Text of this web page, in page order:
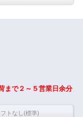
まで２～５営業日余分
トなし(標準)